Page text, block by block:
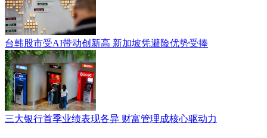
台韩股市受AI带动创新高 新加坡凭避险优势受捧
三大银行首季业绩表现各异 财富管理成核心驱动力